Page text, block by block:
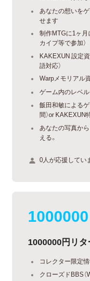
あなたの想いを
せます
制作MTGに1ヶ月
カイプ等で参加）
KAKEXUN 設定
語対応）
Warpメモリアル
ゲーム内のレベ
飯田和敏による
間）or KAKEXUN
あなたの写真か
える。
0人が応援してい
1000000
1000000円リ
コレクター限定
クローズドBBS（